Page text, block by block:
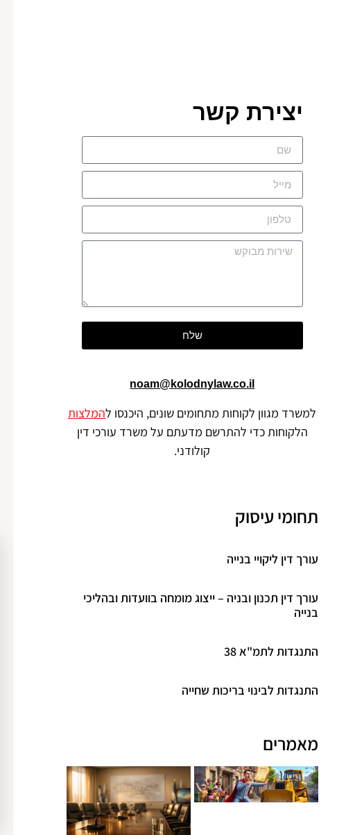
יצירת קשר
שלח
noam@kolodnylaw.co.il
למשרד מגוון לקוחות מתחומים שונים, היכנסו להמלצות
הלקוחות כדי להתרשם מדעתם על משרד עורכי דין
קולודני.
תחומי עיסוק
עורך דין ליקויי בנייה
עורך דין תכנון ובניה – ייצוג מומחה בוועדות ובהליכי
בנייה
התנגדות לתמ"א 38
התנגדות לבינוי בריכות שחייה
מאמרים